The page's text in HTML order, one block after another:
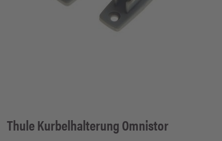
ThuleKurbelhalterung Omnistor